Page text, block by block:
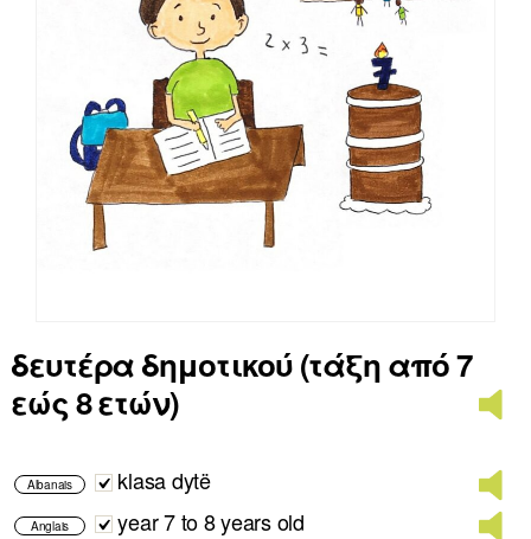
δευτέρα δημοτικού (τάξη από 7
εώς 8 ετών)
Albanais klasa dytë
Anglais year 7 to 8 years old